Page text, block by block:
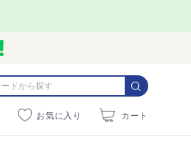
お気に入り カート